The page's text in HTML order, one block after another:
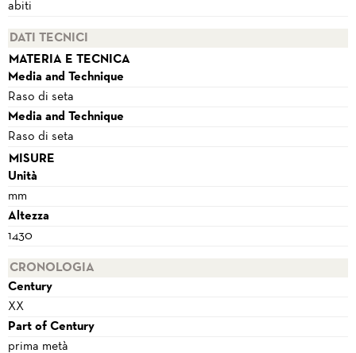
abiti
DATI TECNICI
MATERIA E TECNICA
Media and Technique
Raso di seta
Media and Technique
Raso di seta
MISURE
Unità
mm
Altezza
1430
CRONOLOGIA
Century
XX
Part of Century
prima metà